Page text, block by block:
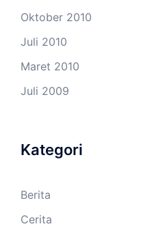
Oktober 2010
Juli 2010
Maret 2010
Juli 2009
Kategori
Berita
Cerita